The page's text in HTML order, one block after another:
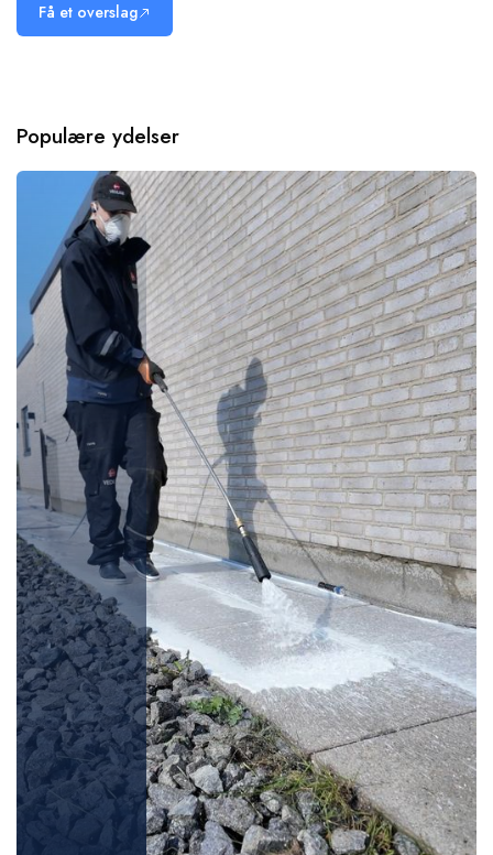
Få et overslag
Populære ydelser